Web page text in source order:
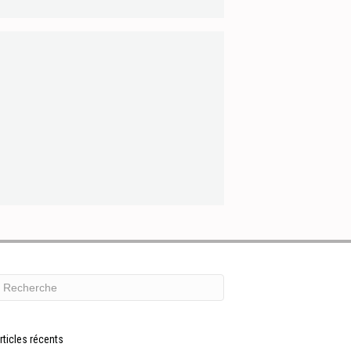
récents